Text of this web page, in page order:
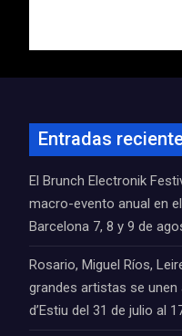
Entradas
El Brunch Electronik
macro-evento anual en
Barcelona 7, 8 y 9 de
Rosario, Miguel Ríos,
grandes artistas se unen
d’Estiu del 31 de julio al